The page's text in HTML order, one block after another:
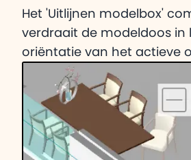
Het 'Uitlijnen modelbox'
verdraait de modeldoos in
oriëntatie van het actieve